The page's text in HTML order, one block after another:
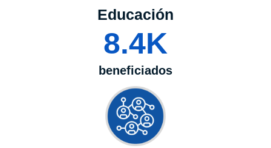
Educación
8.4K
beneficiados